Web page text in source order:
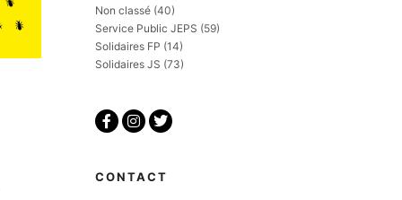
Non classé (40)
Service Public JEPS (59)
Solidaires FP (14)
Solidaires JS (73)
CONTACT